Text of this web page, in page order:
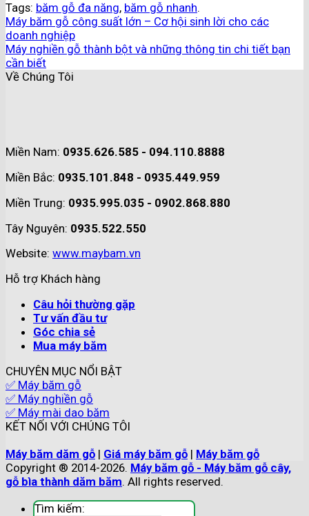
Tags: băm gỗ đa năng, băm gỗ nhanh.
Máy băm gỗ công suất lớn – Cơ hội sinh lời cho các
doanh nghiệp
Máy nghiền gỗ thành bột và những thông tin chi tiết bạn
cần biết
Về Chúng Tôi
Miền Nam: 0935.626.585 - 094.110.8888
Miền Bắc: 0935.101.848 - 0935.449.959
Miền Trung: 0935.995.035 - 0902.868.880
Tây Nguyên: 0935.522.550
Website: www.maybam.vn
Hỗ trợ Khách hàng
Câu hỏi thường gặp
Tư vấn đầu tư
Góc chia sẻ
Mua máy băm
CHUYÊN MỤC NỔI BẬT
✅ Máy băm gỗ
✅ Máy nghiền gỗ
✅ Máy mài dao băm
KẾT NỐI VỚI CHÚNG TÔI
Máy băm dăm gỗ | Giá máy băm gỗ | Máy băm gỗ
Copyright ® 2014-2026. Máy băm gỗ - Máy băm gỗ cây,
gỗ bìa thành dăm băm. All rights reserved.
Tìm kiếm: